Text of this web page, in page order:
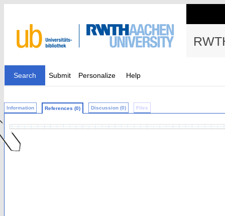
Search Submit Personalize Help
Information References (0) Discussion (0) Files